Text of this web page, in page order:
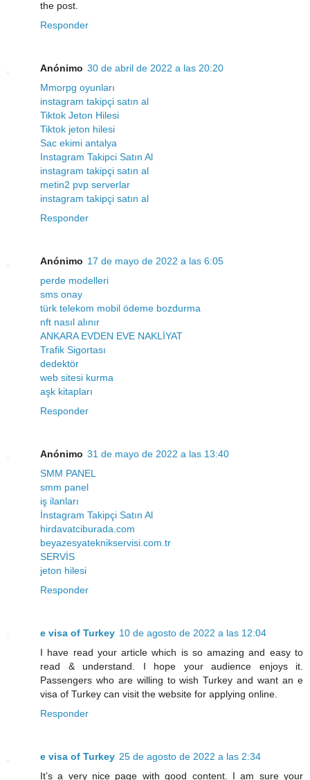
the post.
Responder
Anónimo 30 de abril de 2022 a las 20:20
Mmorpg oyunları
instagram takipçi satın al
Tiktok Jeton Hilesi
Tiktok jeton hilesi
Sac ekimi antalya
Instagram Takipci Satın Al
instagram takipçi satın al
metin2 pvp serverlar
instagram takipçi satın al
Responder
Anónimo 17 de mayo de 2022 a las 6:05
perde modelleri
sms onay
türk telekom mobil ödeme bozdurma
nft nasıl alınır
ANKARA EVDEN EVE NAKLİYAT
Trafik Sigortası
dedektör
web sitesi kurma
aşk kitapları
Responder
Anónimo 31 de mayo de 2022 a las 13:40
SMM PANEL
smm panel
iş ilanları
İnstagram Takipçi Satın Al
hirdavatciburada.com
beyazesyateknikservisi.com.tr
SERVİS
jeton hilesi
Responder
e visa of Turkey 10 de agosto de 2022 a las 12:04
I have read your article which is so amazing and easy to
read & understand. I hope your audience enjoys it.
Passengers who are willing to wish Turkey and want an e
visa of Turkey can visit the website for applying online.
Responder
e visa of Turkey 25 de agosto de 2022 a las 2:34
It’s a very nice page with good content. I am sure your